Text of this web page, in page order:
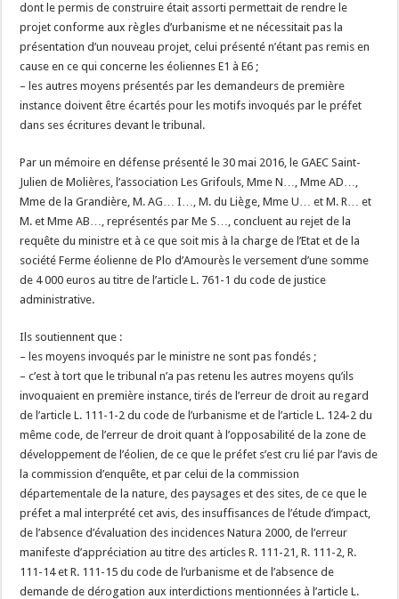
dont le permis de construire était assorti permettait de rendre le
projet conforme aux règles d’urbanisme et ne nécessitait pas la
présentation d’un nouveau projet, celui présenté n’étant pas remis en
cause en ce qui concerne les éoliennes E1 à E6 ;
– les autres moyens présentés par les demandeurs de première
instance doivent être écartés pour les motifs invoqués par le préfet
dans ses écritures devant le tribunal.
Par un mémoire en défense présenté le 30 mai 2016, le GAEC Saint-
Julien de Molières, l’association Les Grifouls, Mme N…, Mme AD…,
Mme de la Grandière, M. AG… I…, M. du Liège, Mme U… et M. R… et
M. et Mme AB…, représentés par Me S…, concluent au rejet de la
requête du ministre et à ce que soit mis à la charge de l’Etat et de la
société Ferme éolienne de Plo d’Amourès le versement d’une somme
de 4 000 euros au titre de l’article L. 761-1 du code de justice
administrative.
Ils soutiennent que :
– les moyens invoqués par le ministre ne sont pas fondés ;
– c’est à tort que le tribunal n’a pas retenu les autres moyens qu’ils
invoquaient en première instance, tirés de l’erreur de droit au regard
de l’article L. 111-1-2 du code de l’urbanisme et de l’article L. 124-2 du
même code, de l’erreur de droit quant à l’opposabilité de la zone de
développement de l’éolien, de ce que le préfet s’est cru lié par l’avis de
la commission d’enquête, et par celui de la commission
départementale de la nature, des paysages et des sites, de ce que le
préfet a mal interprété cet avis, des insuffisances de l’étude d’impact,
de l’absence d’évaluation des incidences Natura 2000, de l’erreur
manifeste d’appréciation au titre des articles R. 111-21, R. 111-2, R.
111-14 et R. 111-15 du code de l’urbanisme et de l’absence de
demande de dérogation aux interdictions mentionnées à l’article L.